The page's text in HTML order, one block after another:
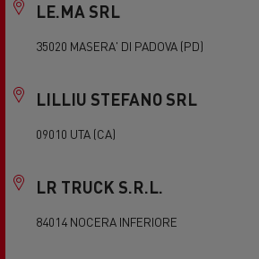
LE.MA SRL
35020 MASERA' DI PADOVA (PD)
LILLIU STEFANO SRL
09010 UTA (CA)
LR TRUCK S.R.L.
84014 NOCERA INFERIORE